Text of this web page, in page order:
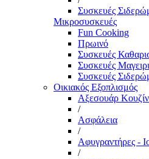
Συσκευές
Μικροσυσκευές
Fun Cooking
Πρωινό
Συσκευές
Συσκευές
Συσκευές
Οικιακός Εξοπλισμός
Αξεσουάρ
/
Ασφάλεια
/
Αφυγραντήρες -
/